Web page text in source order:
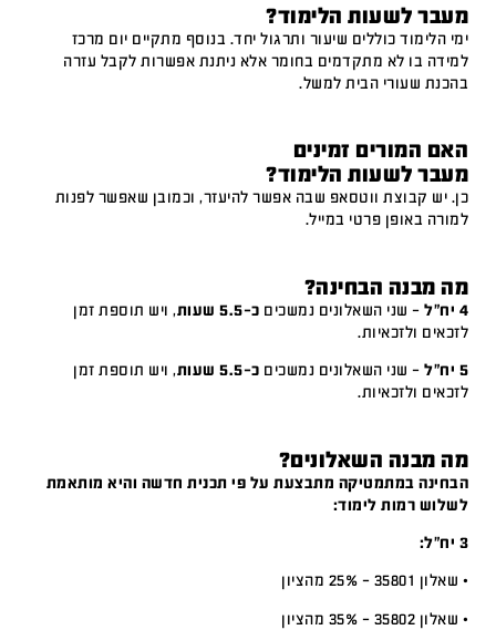
מעבר לשעות הלימוד?
ימי הלימוד כוללים שיעור ותרגול יחד. בנוסף מתקיים יום מרכז
למידה בו לא מתקדמים בחומר אלא ניתנת אפשרות לקבל עזרה
בהכנת שעורי הבית למשל.
האם המורים זמינים
מעבר לשעות הלימוד?
כן. יש קבוצת ווטסאפ שבה אפשר להיעזר, וכמובן שאפשר לפנות
למורה באופן פרטי במייל.
מה מבנה הבחינה?
4 יח"ל – שני השאלונים נמשכים כ-5.5 שעות
, ויש תוספת זמן
לזכאים ולזכאיות.
5 יח"ל – שני השאלונים נמשכים כ-5.5 שעות
, ויש תוספת זמן
לזכאים ולזכאיות.
מה מבנה השאלונים?
הבחינה במתמטיקה מתבצעת על פי תכנית חדשה והיא מותאמת
לשלוש רמות לימוד:
3 יח”ל:
• שאלון 35801 – 25% מהציון
• שאלון 35802 – 35% מהציון